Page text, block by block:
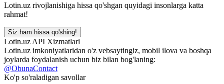
Lotin.uz rivojlanishiga hissa qo'shgan quyidagi insonlarga katta
rahmat!
Siz ham hissa qo'shing!
Lotin.uz API Xizmatlari
Lotin.uz imkoniyatlaridan o'z vebsaytingiz, mobil ilova va boshqa
joylarda foydalanish uchun biz bilan bog'laning:
@ObunaContact
Ko'p so'raladigan savollar